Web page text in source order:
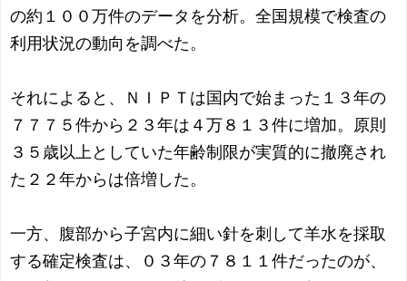
の約１００万件のデータを分析。全国規模で検査の
利用状況の動向を調べた。
それによると、ＮＩＰＴは国内で始まった１３年の
７７７５件から２３年は４万８１３件に増加。原則
３５歳以上としていた年齢制限が実質的に撤廃され
た２２年からは倍増した。
一方、腹部から子宮内に細い針を刺して羊水を採取
する確定検査は、０３年の７８１１件だったのが、